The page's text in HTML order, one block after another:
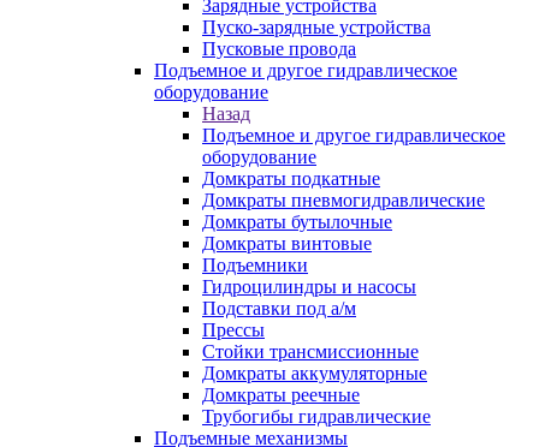
Зарядные устройства
Пуско-зарядные устройства
Пусковые провода
Подъемное и другое гидравлическое
оборудование
Назад
Подъемное и другое гидравлическое
оборудование
Домкраты подкатные
Домкраты пневмогидравлические
Домкраты бутылочные
Домкраты винтовые
Подъемники
Гидроцилиндры и насосы
Подставки под а/м
Прессы
Стойки трансмиссионные
Домкраты аккумуляторные
Домкраты реечные
Трубогибы гидравлические
Подъемные механизмы